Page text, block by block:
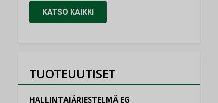
KATSO KAIKKI
TUOTEUUTISET
HALLINTAJÄRJESTELMÄ EG